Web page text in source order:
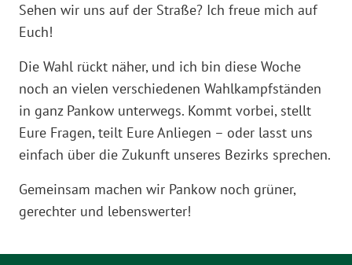
Sehen wir uns auf der Straße? Ich freue mich auf
Euch!
Die Wahl rückt näher, und ich bin diese Woche
noch an vielen verschiedenen Wahlkampfständen
in ganz Pankow unterwegs. Kommt vorbei, stellt
Eure Fragen, teilt Eure Anliegen – oder lasst uns
einfach über die Zukunft unseres Bezirks sprechen.
Gemeinsam machen wir Pankow noch grüner,
gerechter und lebenswerter!